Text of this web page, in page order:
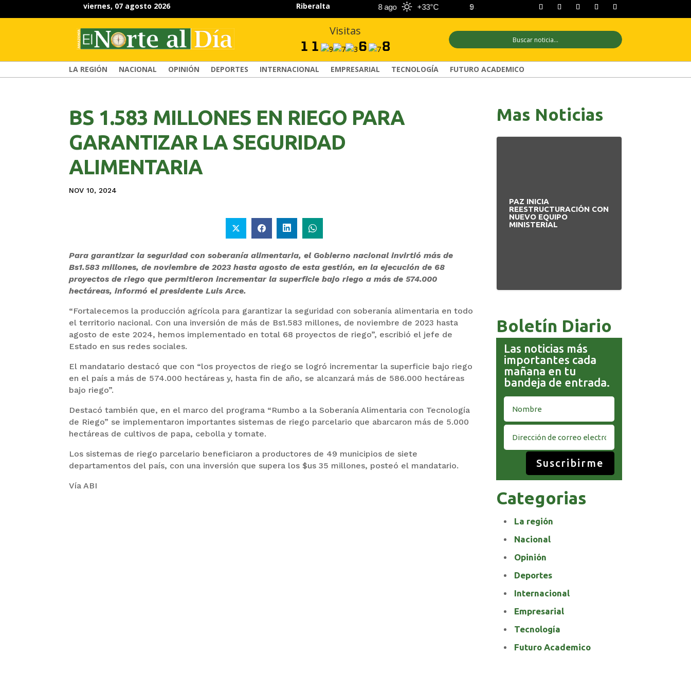
viernes, 07 agosto 2026 Riberalta
+33°C 8 ago +33°C 9 ago 10 ago +30°C
Visitas
LA REGIÓN NACIONAL OPINIÓN DEPORTES INTERNACIONAL EMPRESARIAL TECNOLOGÍA FUTURO ACADEMICO
BS 1.583 MILLONES EN RIEGO PARA
GARANTIZAR LA SEGURIDAD
ALIMENTARIA
NOV 10, 2024
Para garantizar la seguridad con soberanía alimentaria, el Gobierno nacional invirtió más de
Bs1.583 millones, de noviembre de 2023 hasta agosto de esta gestión, en la ejecución de 68
proyectos de riego que permitieron incrementar la superficie bajo riego a más de 574.000
hectáreas, informó el presidente Luis Arce.
“Fortalecemos la producción agrícola para garantizar la seguridad con soberanía alimentaria en todo
el territorio nacional. Con una inversión de más de Bs1.583 millones, de noviembre de 2023 hasta
agosto de este 2024, hemos implementado en total 68 proyectos de riego”, escribió el jefe de
Estado en sus redes sociales.
El mandatario destacó que con “los proyectos de riego se logró incrementar la superficie bajo riego
en el país a más de 574.000 hectáreas y, hasta fin de año, se alcanzará más de 586.000 hectáreas
bajo riego”.
Destacó también que, en el marco del programa “Rumbo a la Soberanía Alimentaria con Tecnología
de Riego” se implementaron importantes sistemas de riego parcelario que abarcaron más de 5.000
hectáreas de cultivos de papa, cebolla y tomate.
Los sistemas de riego parcelario beneficiaron a productores de 49 municipios de siete
departamentos del país, con una inversión que supera los $us 35 millones, posteó el mandatario.
Vía ABI
Mas Noticias
CAPTURA DE EVO
MORALES
PAZ INICIA
REESTRUCTURACIÓN CON
NUEVO EQUIPO
MINISTERIAL
Boletín Diario
Las noticias más
importantes cada
mañana en tu
bandeja de entrada.
Suscribirme
Categorias
La región
Nacional
Opinión
Deportes
Internacional
Empresarial
Tecnología
Futuro Academico